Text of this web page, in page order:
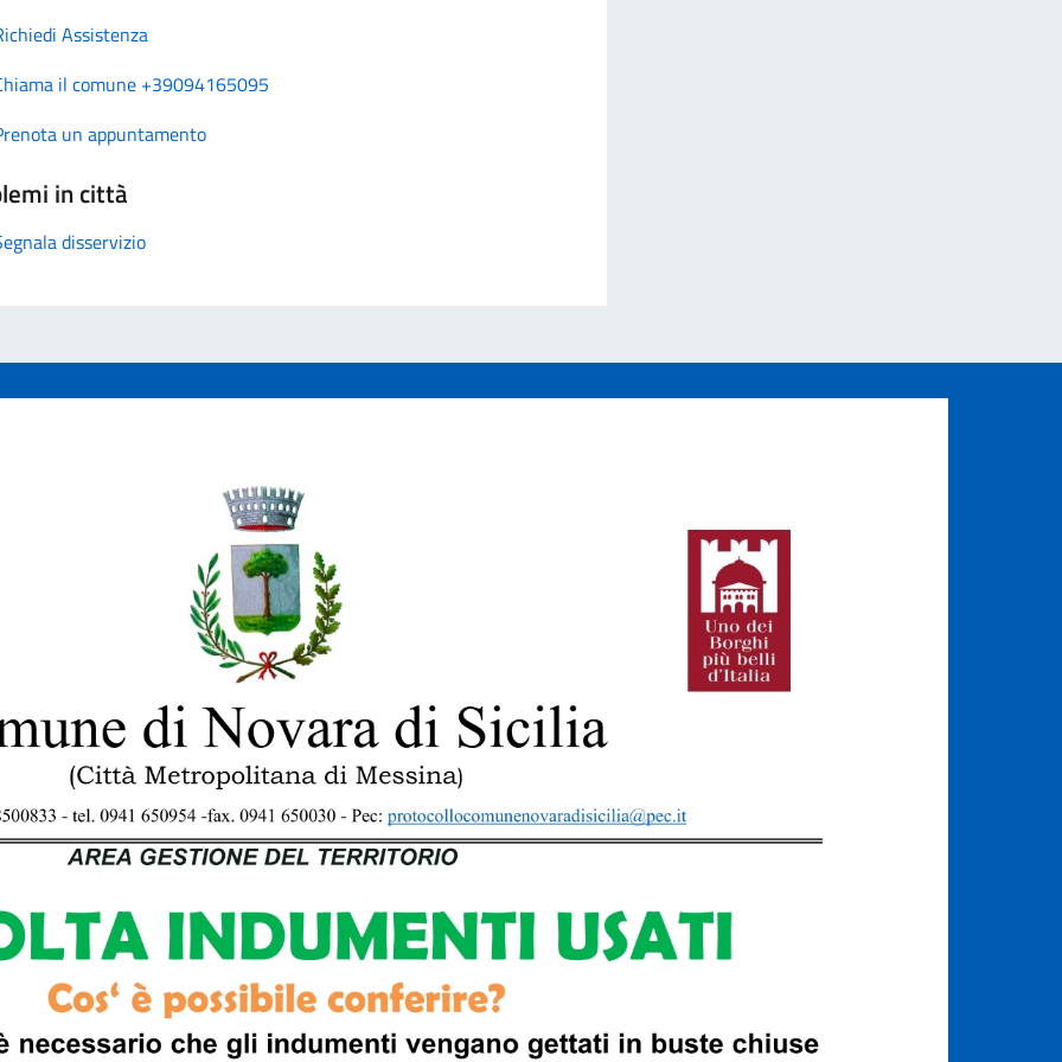
Assistenza
il comune +39094165095
un appuntamento
in città
disservizio